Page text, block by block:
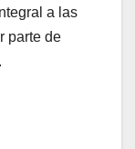
a las
parte de